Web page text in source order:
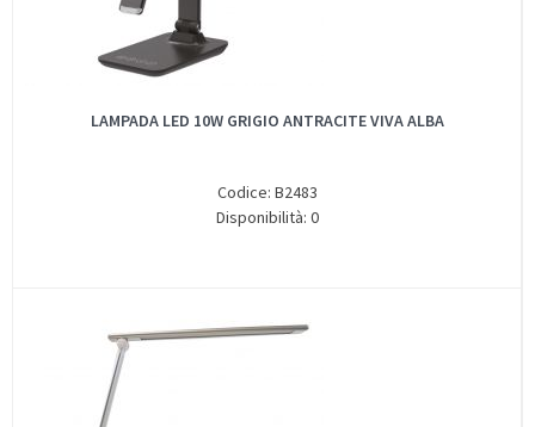
LAMPADA LED 10W GRIGIO ANTRACITE VIVA ALBA
Codice: B2483
Disponibilità: 0